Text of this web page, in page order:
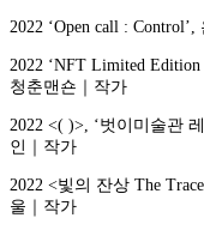
2022 ‘Open call :
2022 ‘NFT Limited
청춘맨숀｜작가
2022 <( )>, ‘벗이미술관
인｜작가
2022 <빛의 잔상 The
울｜작가